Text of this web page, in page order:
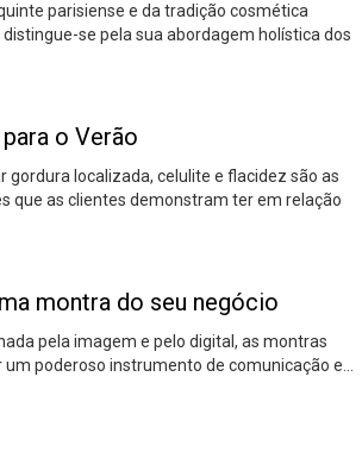
parisiense e da tradição cosmética
se pela sua abordagem holística dos
o Verão
gordura localizada, celulite e flacidez são as
que as clientes demonstram ter em relação
montra do seu negócio
pela imagem e pelo digital, as montras
poderoso instrumento de comunicação e…